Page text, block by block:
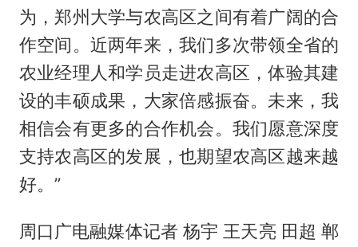
为，郑州大学与农高区之间有着广阔的合
作空间。近两年来，我们多次带领全省的
农业经理人和学员走进农高区，体验其建
设的丰硕成果，大家倍感振奋。未来，我
相信会有更多的合作机会。我们愿意深度
支持农高区的发展，也期望农高区越来越
好。”
周口广电融媒体记者 杨宇 王天亮 田超 郸